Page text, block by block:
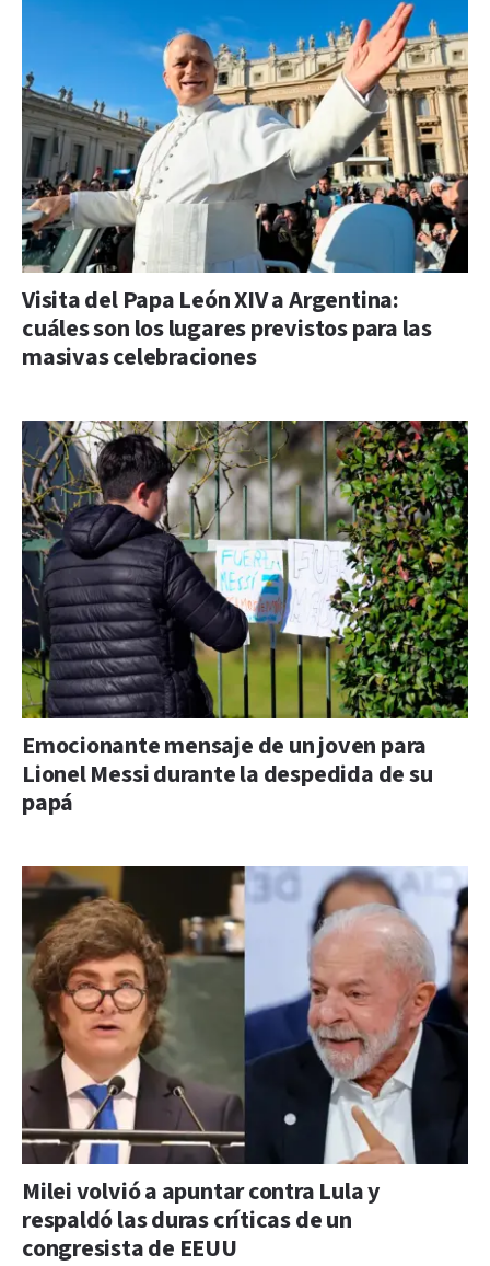
Visita del Papa León XIV a Argentina:
cuáles son los lugares previstos para las
masivas celebraciones
Emocionante mensaje de un joven para
Lionel Messi durante la despedida de su
papá
Milei volvió a apuntar contra Lula y
respaldó las duras críticas de un
congresista de EEUU